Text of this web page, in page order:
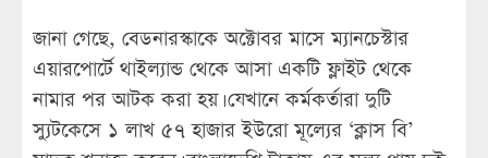
জানা গেছে, বেডনারস্কাকে অক্টোবর মাসে ম্যানচেস্টার
এয়ারপোর্টে থাইল্যান্ড থেকে আসা একটি ফ্লাইট থেকে
নামার পর আটক করা হয়। যেখানে কর্মকর্তারা দুটি
স্যুটকেসে ১ লাখ ৫৭ হাজার ইউরো মূল্যের ‘ক্লাস বি’